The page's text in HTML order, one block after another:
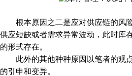
根本原因之二是应对供应链的风
供应短缺或者需求异常波动，此时库
的形式存在。
此外的其他种种原因以笔者的观点
的引申和变异。